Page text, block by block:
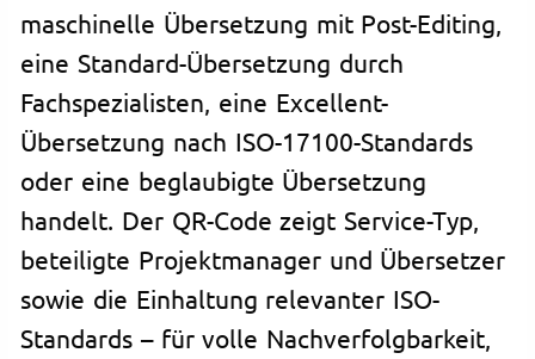
maschinelle Übersetzung mit Post-Editing,
eine Standard-Übersetzung durch
Fachspezialisten, eine Excellent-
Übersetzung nach ISO-17100-Standards
oder eine beglaubigte Übersetzung
handelt. Der QR-Code zeigt Service-Typ,
beteiligte Projektmanager und Übersetzer
sowie die Einhaltung relevanter ISO-
Standards – für volle Nachverfolgbarkeit,